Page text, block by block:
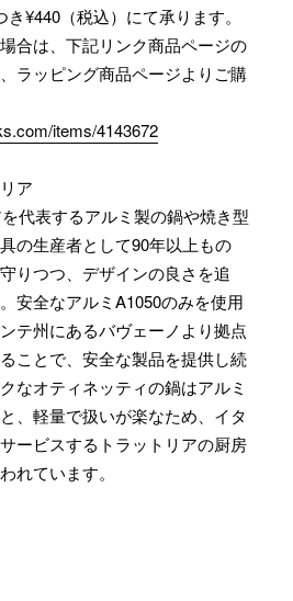
¥440（税込）にて承ります。
合は、下記リンク商品ページの
ラッピング商品ページよりご購
items/4143672
ア
代表するアルミ製の鍋や焼き型
の生産者として90年以上もの
りつつ、デザインの良さを追
安全なアルミA1050のみを使用
テ州にあるバヴェーノより拠点
ことで、安全な製品を提供し続
なオティネッティの鍋はアルミ
、軽量で扱いが楽なため、イタ
ービスするトラットリアの厨房
れています。